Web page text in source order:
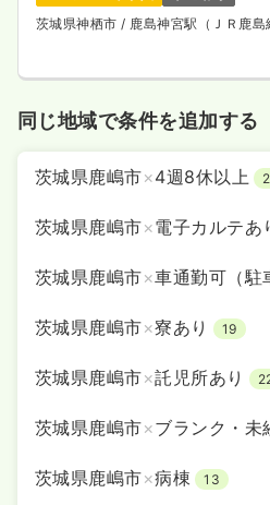
時間 8:30～17:30（休憩60分）
4週8休以上
月給31万円以上可
気になる
検診・健診正看護師
日勤のみ（常勤）
給与 22.4万円/月 賞与3.5ヶ月
気になる
その他正看護師
茨城県神栖市 / 鹿島神宮駅（ＪＲ鹿島
同じ地域で条件を追加する
茨城県鹿嶋市×4週8休以上
茨城県鹿嶋市×電子カルテあ
茨城県鹿嶋市×車通勤可（駐
茨城県鹿嶋市×寮あり 19
茨城県鹿嶋市×託児所あり
茨城県鹿嶋市×ブランク・未
茨城県鹿嶋市×病棟 13